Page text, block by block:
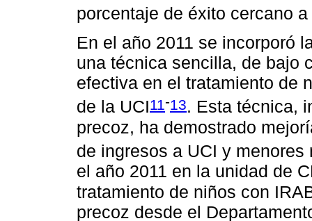
porcentaje de éxito cercano a
En el año 2011 se incorporó
una técnica sencilla, de bajo
efectiva en el tratamiento de
de la UCI11 -13. Esta técnica,
precoz, ha demostrado
de ingresos a UCI y menores
el año 2011 en la unidad de
tratamiento de niños con
precoz desde el